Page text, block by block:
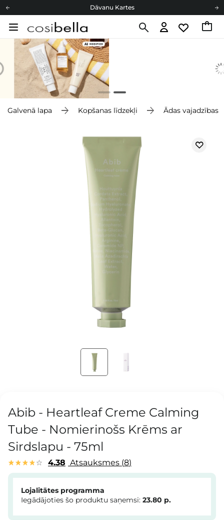
Dāvanu Kartes
Cosibella lojalitātes programma
Dāvanu Kartes
Galvenā lapa Kopšanas līdzekļi Ādas vajadzības
Abib - Heartleaf Creme Calming
Tube - Nomierinošs Krēms ar
Sirdslapu - 75ml
4.38 Atsauksmes 8
Lojalitātes programma
Iegādājoties šo produktu saņemsi: 23.80 p.